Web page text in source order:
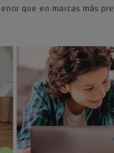
que en marcas más